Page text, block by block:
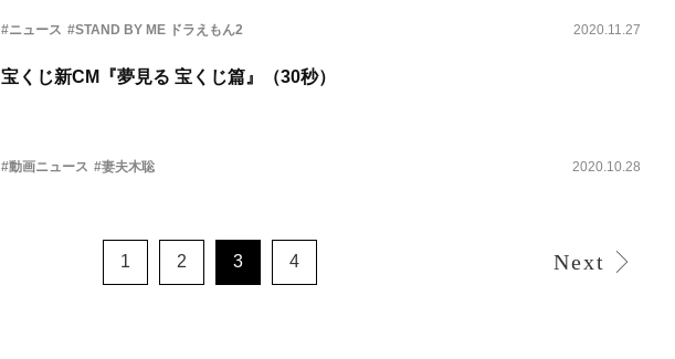
#ニュース #STAND BY ME ドラえもん2 2020.11.27
宝くじ新CM『夢見る 宝くじ篇』（30秒）
#動画ニュース #妻夫木聡 2020.10.28
1 2 3 4 Next